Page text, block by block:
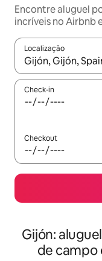
Encontre aluguel
incríveis no Airbnb
Localização
Quando os
Check-in
Checkout
Gijón:
de campo